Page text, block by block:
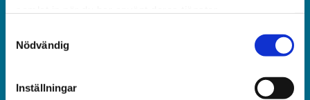
Nödvändig
Inställningar
Växel:
018-430 40 00
(kl 10–12, 14–16)
Kundservice: